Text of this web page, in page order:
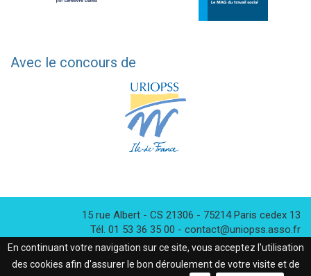
En continuant votre navigation sur ce site, vous acceptez l'utilisation
des cookies afin d'assurer le bon déroulement de votre visite et de
Avec le concours de
15 rue Albert - CS 21306 - 75214 Paris cedex 13
Tél. 01 53 36 35 00 - contact@uniopss.asso.fr